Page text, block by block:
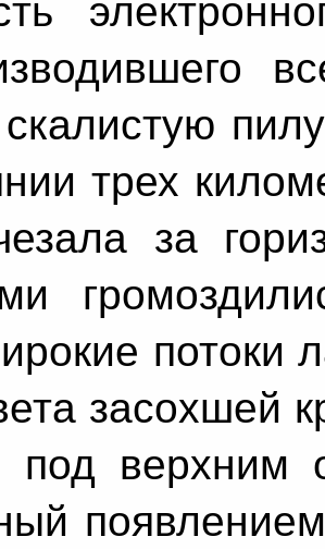
трех
за
потоки
засохшей
верхним